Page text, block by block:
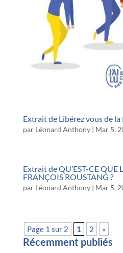
Extrait de Libérez vous de
par Léonard Anthony| Mar 5,
Extrait de QU’EST-CE QUE
FRANÇOIS ROUSTANG ?
par Léonard Anthony| Mar 5,
Page 1 sur 2 1 2 »
Récemment publiés